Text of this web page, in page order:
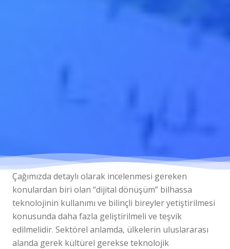
Çağımızda detaylı olarak incelenmesi gereken
konulardan biri olan “dijital dönüşüm” bilhassa
teknolojinin kullanımı ve bilinçli bireyler yetiştirilmesi
konusunda daha fazla geliştirilmeli ve teşvik
edilmelidir. Sektörel anlamda, ülkelerin uluslararası
alanda gerek kültürel gerekse teknolojik